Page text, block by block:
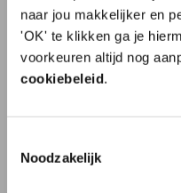
naar jou makkelijker en
'OK' te klikken ga je
voorkeuren altijd nog
cookiebeleid.
Noodzakelijk
Poster ontwerp
Poster ontwerp 6:
10%
eerste
Naam